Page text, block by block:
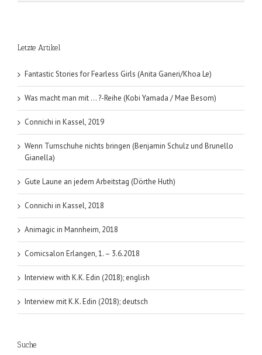
1
Letzte Artikel
Fantastic Stories for Fearless Girls (Anita Ganeri/Khoa Le)
Was macht man mit … ?-Reihe (Kobi Yamada / Mae Besom)
Connichi in Kassel, 2019
Wenn Turnschuhe nichts bringen (Benjamin Schulz und Brunello
Gianella)
Gute Laune an jedem Arbeitstag (Dörthe Huth)
Connichi in Kassel, 2018
Animagic in Mannheim, 2018
Comicsalon Erlangen, 1. – 3.6.2018
Interview with K.K. Edin (2018); english
Interview mit K.K. Edin (2018); deutsch
Suche